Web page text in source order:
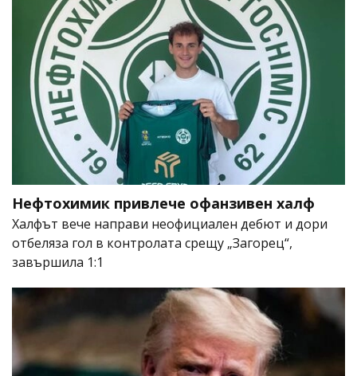
Нефтохимик привлече офанзивен халф
Халфът вече направи неофициален дебют и дори
отбеляза гол в контролата срещу „Загорец“,
завършила 1:1